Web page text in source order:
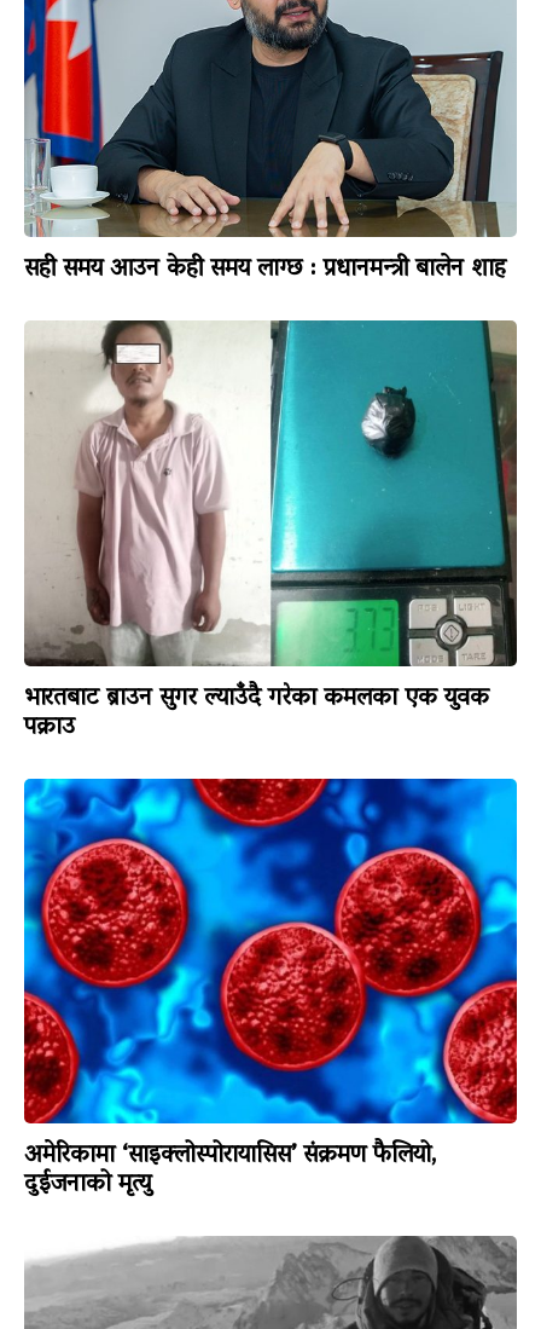
सही समय आउन केही समय लाग्छ : प्रधानमन्त्री बालेन शाह
भारतबाट ब्राउन सुगर ल्याउँदै गरेका कमलका एक युवक
पक्राउ
अमेरिकामा ‘साइक्लोस्पोरायासिस’ संक्रमण फैलियो,
दुईजनाको मृत्यु